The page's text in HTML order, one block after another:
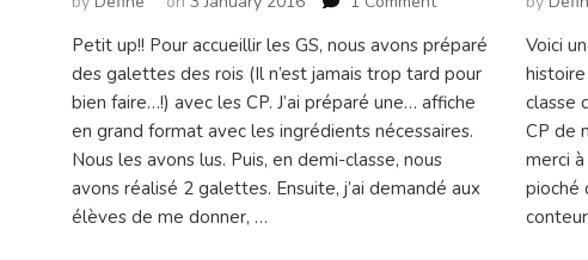
des
rois
Petit up!! Pour accueillir les GS, nous avons préparé
des galettes des rois (Il n’est jamais trop tard pour
bien faire…!) avec les CP. J’ai préparé une… affiche
en grand format avec les ingrédients nécessaires.
Nous les avons lus. Puis, en demi-classe, nous
avons réalisé 2 galettes. Ensuite, j’ai demandé aux
élèves de me donner, …
Voici
classe
CP de
merci
pioché